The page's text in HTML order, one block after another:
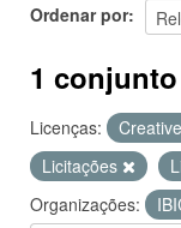
Ordenar por
1
Licenças:
Licitações
Organizações: